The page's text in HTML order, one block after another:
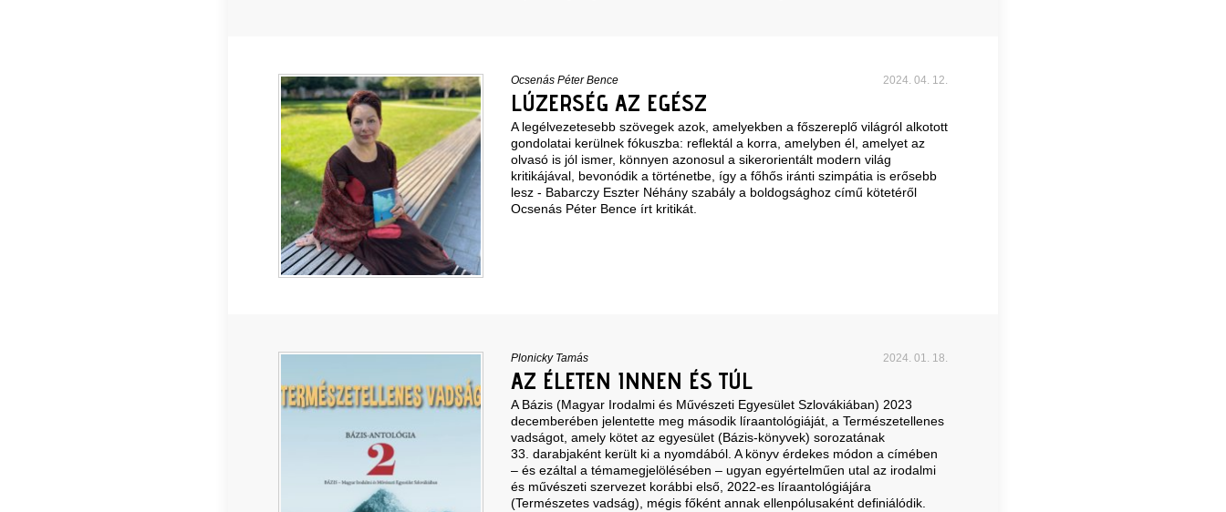
Ocsenás Péter Bence 2024. 04. 12.
LÚZERSÉG AZ EGÉSZ
A legélvezetesebb szövegek azok, amelyekben a főszereplő világról alkotott
gondolatai kerülnek fókuszba: reflektál a korra, amelyben él, amelyet az
olvasó is jól ismer, könnyen azonosul a sikerorientált modern világ
kritikájával, bevonódik a történetbe, így a főhős iránti szimpátia is erősebb
lesz - Babarczy Eszter Néhány szabály a boldogsághoz című kötetéről
Ocsenás Péter Bence írt kritikát.
Plonicky Tamás 2024. 01. 18.
AZ ÉLETEN INNEN ÉS TÚL
A Bázis (Magyar Irodalmi és Művészeti Egyesület Szlovákiában) 2023
decemberében jelentette meg második líraantológiáját, a Természetellenes
vadságot, amely kötet az egyesület (Bázis-könyvek) sorozatának
33. darabjaként került ki a nyomdából. A könyv érdekes módon a címében
– és ezáltal a témamegjelölésében – ugyan egyértelműen utal az irodalmi
és művészeti szervezet korábbi első, 2022-es líraantológiájára
(Természetes vadság), mégis főként annak ellenpólusaként definiálódik.